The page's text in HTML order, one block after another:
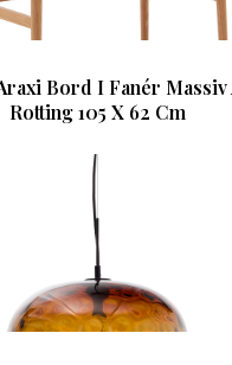
Bord I Fanér Massiv
Rotting 105 X 62 Cm